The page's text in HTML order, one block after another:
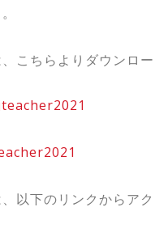
こちらよりダウンロー
以下のリンクからアク